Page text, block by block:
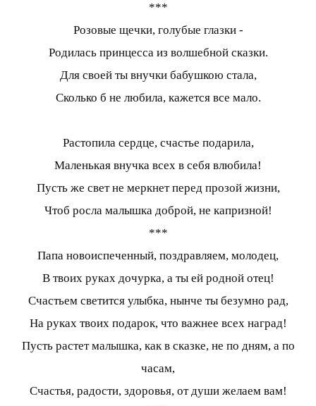
***
Розовые щечки, голубые глазки -
Родилась принцесса из волшебной сказки.
Для своей ты внучки бабушкою стала,
Сколько б не любила, кажется все мало.
Растопила сердце, счастье подарила,
Маленькая внучка всех в себя влюбила!
Пусть же свет не меркнет перед прозой жизни,
Чтоб росла малышка доброй, не капризной!
***
Папа новоиспеченный, поздравляем, молодец,
В твоих руках дочурка, а ты ей родной отец!
Счастьем светится улыбка, нынче ты безумно рад,
На руках твоих подарок, что важнее всех наград!
Пусть растет малышка, как в сказке, не по дням, а по
часам,
Счастья, радости, здоровья, от души желаем вам!